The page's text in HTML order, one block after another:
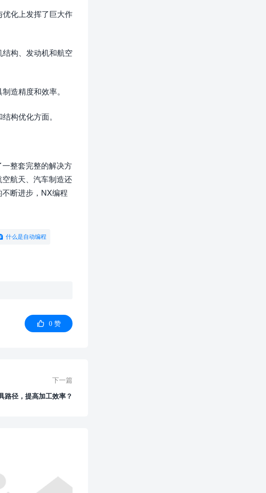
化上发挥了巨大作
构、发动机和航空
造精度和效率。
构优化方面。
整套完整的解决方
航天、汽车制造还
断进步，NX编程
什么是自动编程
 0 赞
下一篇
路径，提高加工效率？